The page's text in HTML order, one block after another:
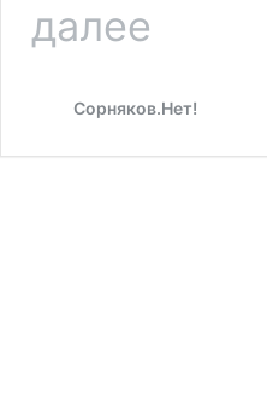
далее
—
выращивания
Сорняков.Нет!